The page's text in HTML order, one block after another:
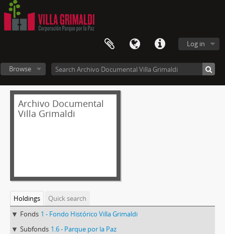
Log in
Browse
Archivo Documental
Villa Grimaldi
Holdings
Quick search
Fonds 1 - Fondo Histórico Villa Grimaldi
Subfonds 1.6 - Parque por la Paz